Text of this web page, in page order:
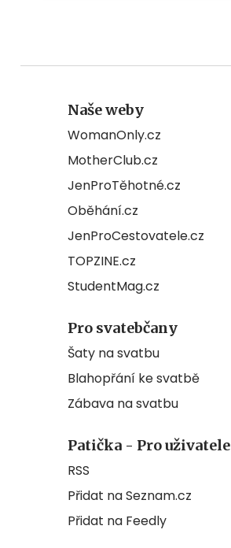
Naše weby
WomanOnly.cz
MotherClub.cz
JenProTěhotné.cz
Oběhání.cz
JenProCestovatele.cz
TOPZINE.cz
StudentMag.cz
Pro svatebčany
Šaty na svatbu
Blahopřání ke svatbě
Zábava na svatbu
Patička - Pro uživatele
RSS
Přidat na Seznam.cz
Přidat na Feedly